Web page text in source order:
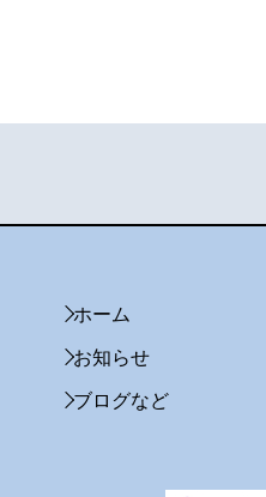
ホーム
お知らせ
ブログなど